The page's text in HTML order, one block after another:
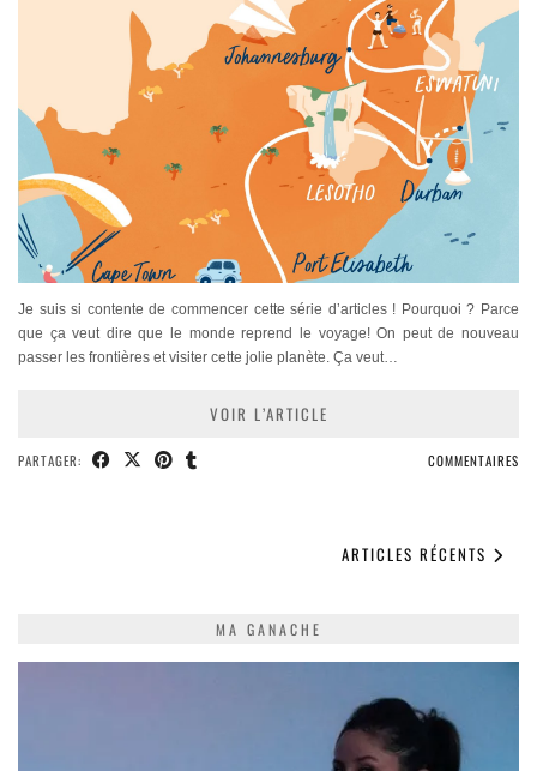
Je suis si contente de commencer cette série d’articles ! Pourquoi ? Parce
que ça veut dire que le monde reprend le voyage! On peut de nouveau
passer les frontières et visiter cette jolie planète. Ça veut…
VOIR L’ARTICLE
PARTAGER: COMMENTAIRES
ARTICLES RÉCENTS
MA GANACHE